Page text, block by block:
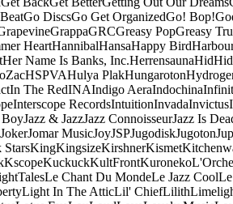
Go DiscsGo Get OrganizedGo! Bop!
GrappaGRCGreasy PopGreasy
HeartHannibalHansaHappy Bird
Her Name Is Banks, Inc.HerrensaunaHid
HSPVAHulya PlakHungaroton
In The RedINAIndigo AeraIndochina
Interscope RecordsIntuitionInvadaInvictus
BoyJazz & JazzJazz ConnoisseurJazz Is
JokerJomar MusicJoyJSPJugodiskJugoton
KingKingsizeKirshnerKismet
KscopeKuckuckKultFrontKuroneko
Le Chant Du MondeLe Jazz Cool
Light In The AtticLil' ChiefLilith